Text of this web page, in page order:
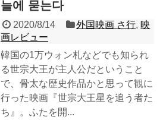
늘에 묻는다
2020/8/14 外国映画 さ行, 映
画レビュー
韓国の1万ウォン札などでも知られ
る世宗大王が主人公だということ
で、骨太な歴史作品かと思って観に
行った映画『世宗大王星を追う者た
ち』。ふたを開...